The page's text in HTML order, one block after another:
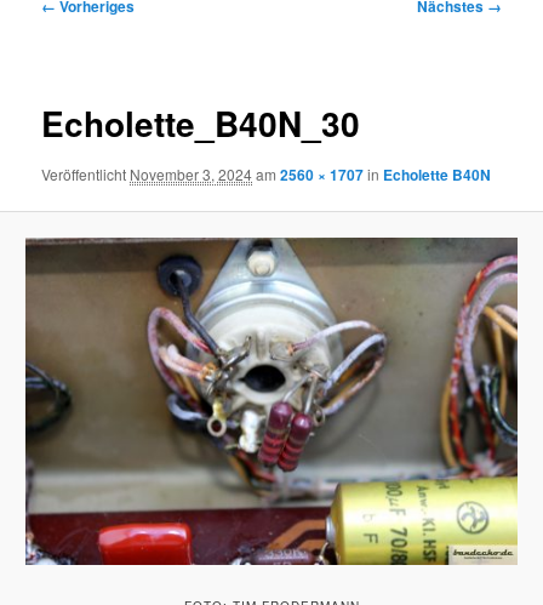
← Vorheriges Nächstes →
Echolette_B40N_30
Veröffentlicht November 3, 2024am2560 × 1707in Echolette B40N